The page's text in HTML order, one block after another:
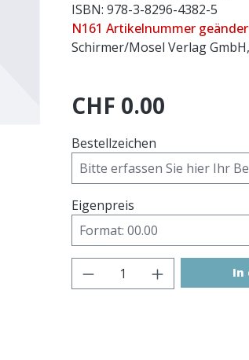
ISBN: 978-3-8296-4382-5
N161 Artikelnummer
Schirmer/Mosel Verlag
CHF 0.00
Bestellzeichen
Eigenpreis
Produkt Anzahl: In